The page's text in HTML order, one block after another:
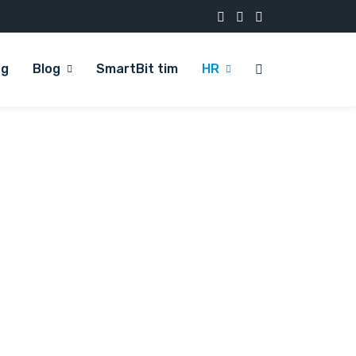
Blog SmartBit tim HR